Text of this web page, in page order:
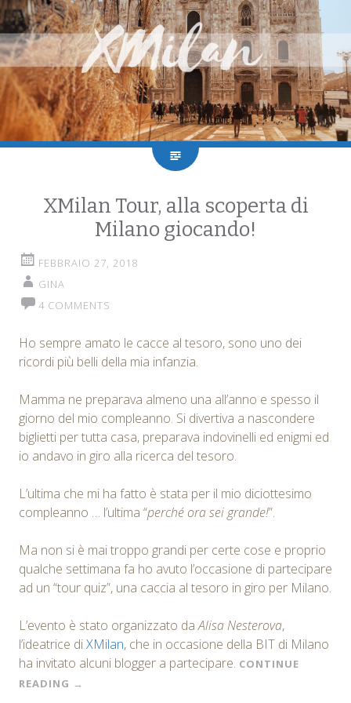
XMilan Tour, alla scoperta di
Milano giocando!
FEBBRAIO 27, 2018
GINA
4 COMMENTS
Ho sempre amato le cacce al tesoro, sono uno dei
ricordi più belli della mia infanzia.
Mamma ne preparava almeno una all’anno e spesso il
giorno del mio compleanno. Si divertiva a nascondere
biglietti per tutta casa, preparava indovinelli ed enigmi ed
io andavo in giro alla ricerca del tesoro.
L’ultima che mi ha fatto è stata per il mio diciottesimo
compleanno … l’ultima “perché ora sei grande!”.
Ma non si è mai troppo grandi per certe cose e proprio
qualche settimana fa ho avuto l’occasione di partecipare
ad un “tour quiz”, una caccia al tesoro in giro per Milano.
L’evento è stato organizzato daAlisa Nesterova,
l’ideatrice diXMilan, che in occasione della BIT di Milano
ha invitato alcuni blogger a partecipare. CONTINUE
READING →